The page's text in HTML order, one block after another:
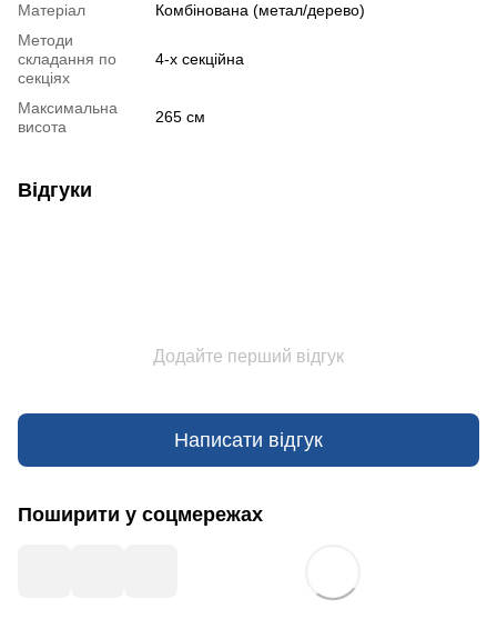
Матеріал
Комбінована (метал/дерево)
Методи
складання по
секціях
4-х секційна
Максимальна
висота
265 см
Відгуки
Додайте перший відгук
Написати відгук
Поширити у соцмережах